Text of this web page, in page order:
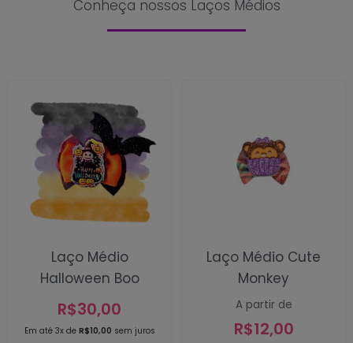
Conheça nossos Laços Médios
Em até 3x de R$10,00 sem juros
Laço Médio
Halloween Boo
R$30,00
Laço Médio Cute
Monkey
A partir de
R$12,00